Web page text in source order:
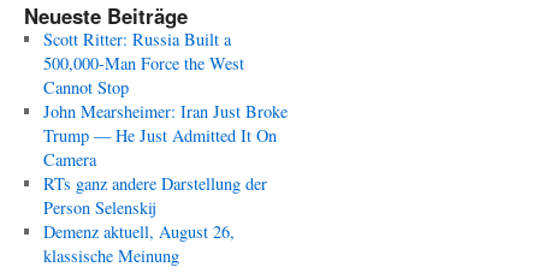
Neueste Beiträge
Scott Ritter: Russia Built a
500,000-Man Force the West
Cannot Stop
John Mearsheimer: Iran Just Broke
Trump — He Just Admitted It On
Camera
RTs ganz andere Darstellung der
Person Selenskij
Demenz aktuell, August 26,
klassische Meinung